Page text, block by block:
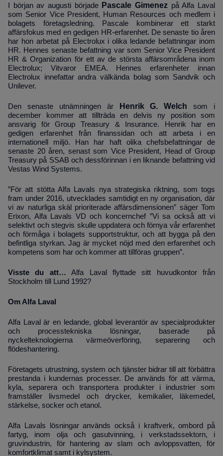
I början av augusti började Pascale Gimenez på Alfa Laval
som Senior Vice President, Human Resources och medlem i
bolagets företagsledning. Pascale kombinerar ett starkt
affärsfokus med en gedigen HR-erfarenhet. De senaste tio åren
har hon arbetat på Electrolux i olika ledande befattningar inom
HR. Hennes senaste befattning var som Senior Vice President
HR & Organization för ett av de största affärsområdena inom
Electrolux; Vitvaror EMEA. Hennes erfarenheter innan
Electrolux innefattar andra välkända bolag som Sandvik och
Unilever.
Den senaste utnämningen är Henrik G. Welch som i
december kommer att tillträda en delvis ny position som
ansvarig för Group Treasury & Insurance. Henrik har en
gedigen erfarenhet från finanssidan och att arbeta i en
internationell miljö. Han har haft olika chefsbefattningar de
senaste 20 åren, senast som Vice President, Head of Group
Treasury på SSAB och dessförinnan i en liknande befattning vid
Vestas Wind Systems.
”För att stötta Alfa Lavals nya strategiska riktning, som togs
fram under 2016, utvecklades samtidigt en ny organisation, där
vi av naturliga skäl prioriterade affärsdimensionen” säger Tom
Erixon, Alfa Lavals VD och koncernchef ”Vi sa också att vi
selektivt och stegvis skulle uppdatera och förnya vår erfarenhet
och förmåga i bolagets supportstruktur, och att bygga på den
befintliga styrkan. Jag är mycket nöjd med den erfarenhet och
kompetens som har och kommer att tillföras gruppen”.
Visste du att… Alfa Laval flyttade sitt huvudkontor från
Stockholm till Lund 1992?
Om Alfa Laval
Alfa Laval är en ledande, global leverantör av specialprodukter
och processtekniska lösningar, baserade på
nyckelteknologierna värmeöverföring, separering och
flödeshantering.
Företagets utrustning, system och tjänster bidrar till att förbättra
prestanda i kundernas processer. De används för att värma,
kyla, separera och transportera produkter i industrier som
framställer livsmedel och drycker, kemikalier, läkemedel,
stärkelse, socker och etanol.
Alfa Lavals lösningar används också i kraftverk, ombord på
fartyg, inom olja och gasutvinning, i verkstadssektorn, i
gruvindustrin, för hantering av slam och avloppsvatten, för
komfortklimat samt i kylsystem.